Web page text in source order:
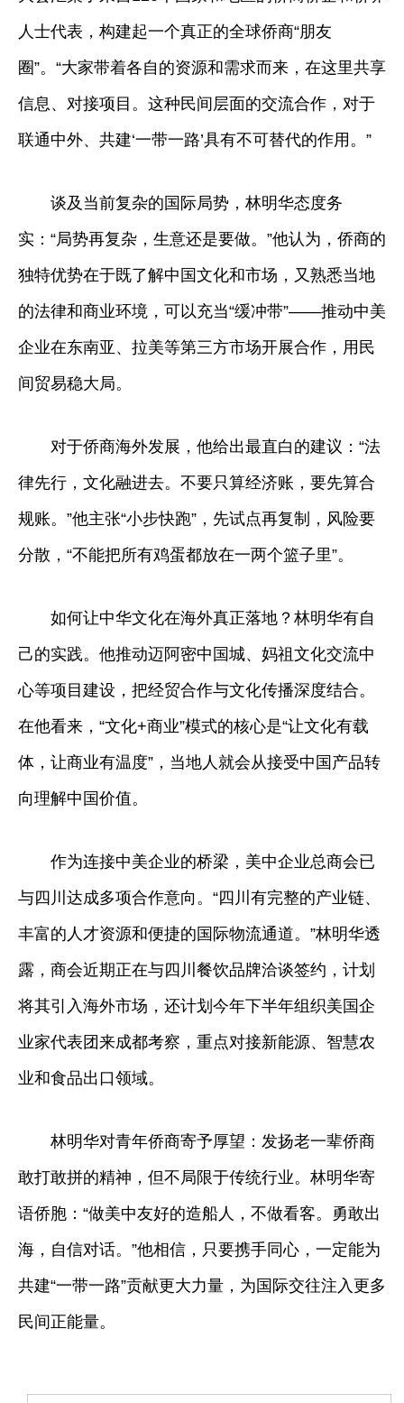
人士代表，构建起一个真正的全球侨商“朋友
圈”。“大家带着各自的资源和需求而来，在这里共享
信息、对接项目。这种民间层面的交流合作，对于
联通中外、共建‘一带一路’具有不可替代的作用。”
谈及当前复杂的国际局势，林明华态度务
实：“局势再复杂，生意还是要做。”他认为，侨商的
独特优势在于既了解中国文化和市场，又熟悉当地
的法律和商业环境，可以充当“缓冲带”——推动中美
企业在东南亚、拉美等第三方市场开展合作，用民
间贸易稳大局。
对于侨商海外发展，他给出最直白的建议：“法
律先行，文化融进去。不要只算经济账，要先算合
规账。”他主张“小步快跑”，先试点再复制，风险要
分散，“不能把所有鸡蛋都放在一两个篮子里”。
如何让中华文化在海外真正落地？林明华有自
己的实践。他推动迈阿密中国城、妈祖文化交流中
心等项目建设，把经贸合作与文化传播深度结合。
在他看来，“文化+商业”模式的核心是“让文化有载
体，让商业有温度”，当地人就会从接受中国产品转
向理解中国价值。
作为连接中美企业的桥梁，美中企业总商会已
与四川达成多项合作意向。“四川有完整的产业链、
丰富的人才资源和便捷的国际物流通道。”林明华透
露，商会近期正在与四川餐饮品牌洽谈签约，计划
将其引入海外市场，还计划今年下半年组织美国企
业家代表团来成都考察，重点对接新能源、智慧农
业和食品出口领域。
林明华对青年侨商寄予厚望：发扬老一辈侨商
敢打敢拼的精神，但不局限于传统行业。林明华寄
语侨胞：“做美中友好的造船人，不做看客。勇敢出
海，自信对话。”他相信，只要携手同心，一定能为
共建“一带一路”贡献更大力量，为国际交往注入更多
民间正能量。